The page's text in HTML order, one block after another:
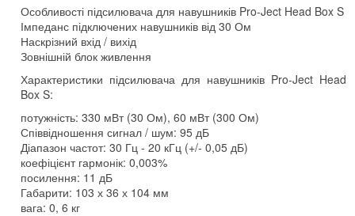
Особливості підсилювача для навушників Pro-Ject Head Box S
Імпеданс підключених навушників від 30 Ом
Наскрізний вхід / вихід
Зовнішній блок живлення
Характеристики підсилювача для навушників Pro-Ject Head
Box S:
потужність: 330 мВт (30 Ом), 60 мВт (300 Ом)
Співвідношення сигнал / шум: 95 дБ
Діапазон частот: 30 Гц - 20 кГц (+/- 0,05 дБ)
коефіцієнт гармонік: 0,003%
посилення: 11 дБ
Габарити: 103 х 36 х 104 мм
вага: 0, 6 кг